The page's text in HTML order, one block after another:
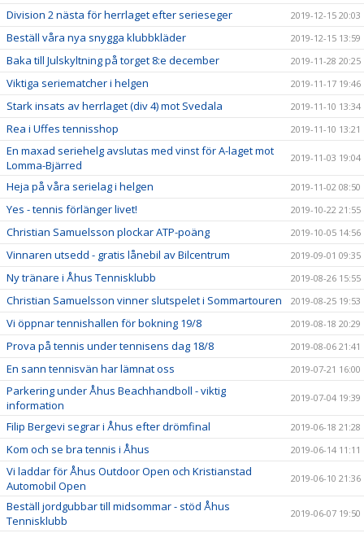
Division 2 nästa för herrlaget efter serieseger 2019-12-15 20:03
Beställ våra nya snygga klubbkläder 2019-12-15 13:59
Baka till Julskyltning på torget 8:e december 2019-11-28 20:25
Viktiga seriematcher i helgen 2019-11-17 19:46
Stark insats av herrlaget (div 4) mot Svedala 2019-11-10 13:34
Rea i Uffes tennisshop 2019-11-10 13:21
En maxad seriehelg avslutas med vinst för A-laget mot
Lomma-Bjärred
2019-11-03 19:04
Heja på våra serielag i helgen 2019-11-02 08:50
Yes - tennis förlänger livet! 2019-10-22 21:55
Christian Samuelsson plockar ATP-poäng 2019-10-05 14:56
Vinnaren utsedd - gratis lånebil av Bilcentrum 2019-09-01 09:35
Ny tränare i Åhus Tennisklubb 2019-08-26 15:55
Christian Samuelsson vinner slutspelet i Sommartouren 2019-08-25 19:53
Vi öppnar tennishallen för bokning 19/8 2019-08-18 20:29
Prova på tennis under tennisens dag 18/8 2019-08-06 21:41
En sann tennisvän har lämnat oss 2019-07-21 16:00
Parkering under Åhus Beachhandboll - viktig
information
2019-07-04 19:39
Filip Bergevi segrar i Åhus efter drömfinal 2019-06-18 21:28
Kom och se bra tennis i Åhus 2019-06-14 11:11
Vi laddar för Åhus Outdoor Open och Kristianstad
Automobil Open
2019-06-10 21:36
Beställ jordgubbar till midsommar - stöd Åhus
Tennisklubb
2019-06-07 19:50